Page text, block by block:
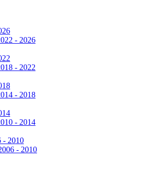
- 2026
- 2022
- 2018
- 2014
- 2010
- 2010